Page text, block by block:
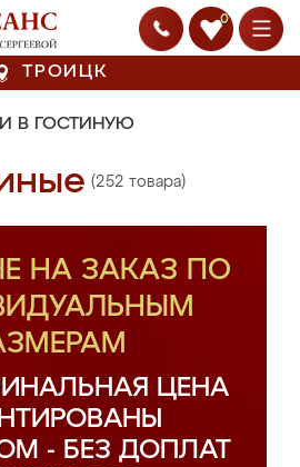
0
ТРОИЦК
В ГОСТИНУЮ
(252 товара)
НА ЗАКАЗ ПО
ЦЕНА
- БЕЗ ДОПЛАТ